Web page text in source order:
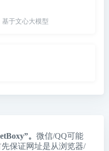
于文心大模型
。 微信/QQ可能
先保证网址是从浏览器/